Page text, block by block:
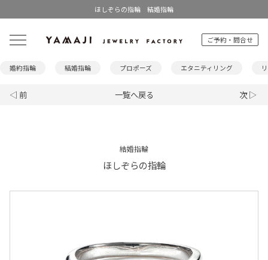
ほしぞらの指輪 結婚指輪
ご予約・問合せ
婚約指輪 結婚指輪 プロポーズ エタニティリング
◁ 前 一覧へ戻る 次 ▷
結婚指輪
ほしぞらの指輪